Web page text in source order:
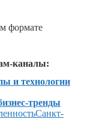
формате
каналы:
и технологии
тренды
Санкт-